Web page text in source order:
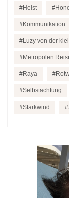
Heist
Kommunikation
Luzy von der
Metropolen
Raya
Selbstachtung
Starkwind